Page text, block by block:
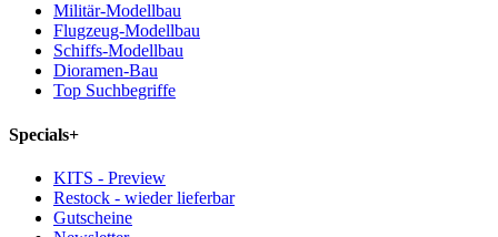
Militär-Modellbau
Flugzeug-Modellbau
Schiffs-Modellbau
Dioramen-Bau
Top Suchbegriffe
Specials+
KITS - Preview
Restock - wieder lieferbar
Gutscheine